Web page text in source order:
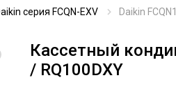
серия FCQN-EXV Daikin
Кассетный
/ RQ100DXY